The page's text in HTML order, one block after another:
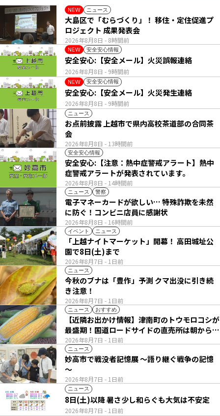
NEW ニュース
2026年8月8日 - 8時間前
大島区で「むらづくり」！ 移住・定住促進プ
ロジェクト 成果発表会
NEW 安全安心情報
2026年8月8日 - 9時間前
安全安心:【安全メール】火災誤報連絡
NEW 安全安心情報
2026年8月8日 - 9時間前
安全安心:【安全メール】火災発生連絡
ニュース
2026年8月8日 - 13時間前
お点前披露 上越市で県内高校茶道部の合同茶
会
安全安心情報
2026年8月8日 - 14時間前
安全安心:【注意：熱中症警戒アラート】熱中
症警戒アラートが発表されています。
ニュース 警察
2026年8月8日 - 16時間前
電子マネーカードが欲しい… 特殊詐欺を未然
に防ぐ！コンビニ店員に感謝状
イベント ニュース
2026年8月7日 - 1日前
「上越ナイトマーケット」開幕！ 高田城址公
園で8日(土)まで
ニュース
2026年8月7日 - 1日前
今秋のブナは「豊作」予測 クマ出没に引き続
き注意！
ニュース おすすめ
2026年8月7日 - 1日前
【近隣お出かけ情報】津南町のトウモロコシが
最盛期！国道ロードサイドの直売所は朝から長
い列
ニュース
2026年8月7日 - 1日前
妙高市で戦没者記憶展 ～語り継ぐ戦争の記憶
～
ニュース
2026年8月7日 - 1日前
8日(土)以降 暑さ少し和らぐも大気は不安定